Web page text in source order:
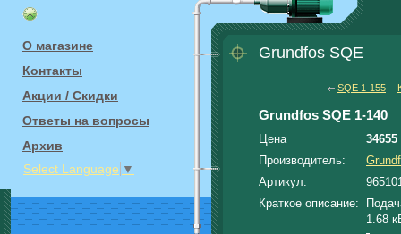
О магазине
Контакты
Акции / Скидки
Ответы на вопросы
Архив
Select Language ▼
Grundfos SQE
SQE 1-155
Grundfos SQE 1-140
Цена
34655
Производитель:
Артикул:
Краткое описание:
1.68